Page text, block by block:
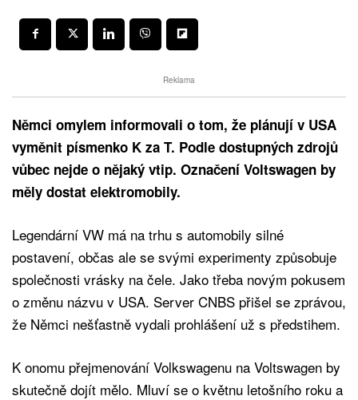
Reklama
Němci omylem informovali o tom, že plánují v USA
vyměnit písmenko K za T. Podle dostupných zdrojů
vůbec nejde o nějaký vtip. Označení Voltswagen by
měly dostat elektromobily.
Legendární VW má na trhu s automobily silné
postavení, občas ale se svými experimenty způsobuje
společnosti vrásky na čele. Jako třeba novým pokusem
o změnu názvu v USA. Server CNBS přišel se zprávou,
že Němci nešťastně vydali prohlášení už s předstihem.
K onomu přejmenování Volkswagenu na Voltswagen by
skutečně dojít mělo. Mluví se o květnu letošního roku a